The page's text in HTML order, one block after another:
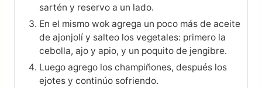
sartén y reservo a un lado.
En el mismo wok agrega un poco más de aceite
de ajonjolí y salteo los vegetales: primero la
cebolla, ajo y apio, y un poquito de jengibre.
Luego agrego los champiñones, después los
ejotes y continúo sofriendo.